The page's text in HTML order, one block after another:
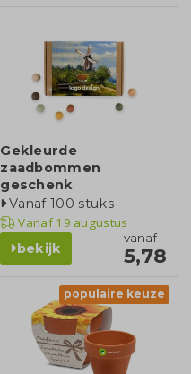
Gekleurde
zaadbommen
geschenk
Vanaf 100 stuks
Vanaf19 augustus
bekijk
vanaf
5,78
populaire keuze